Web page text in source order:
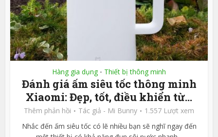
Hàng gia dụng • Thiết bị thông minh
Đánh giá ấm siêu tốc thông minh
Xiaomi: Đẹp, tốt, điều khiển từ...
Thêm phản hồi Tác giả - Mi Bunny
1.557 Lượt xem
Nhắc đến ấm siêu tốc có lẽ nhiều bạn sẽ nghĩ ngay đến